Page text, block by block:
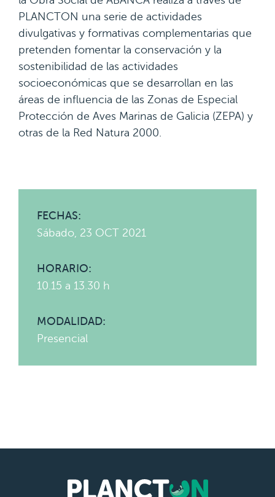
PLANCTON una serie de actividades
divulgativas y formativas complementarias que
pretenden fomentar la conservación y la
sostenibilidad de las actividades
socioeconómicas que se desarrollan en las
áreas de influencia de las Zonas de Especial
Protección de Aves Marinas de Galicia (ZEPA) y
otras de la Red Natura 2000.
FECHAS:
Sábado, 23 OCT 2021
HORARIO:
10.15 a 13.30 h
MODALIDAD:
Presencial